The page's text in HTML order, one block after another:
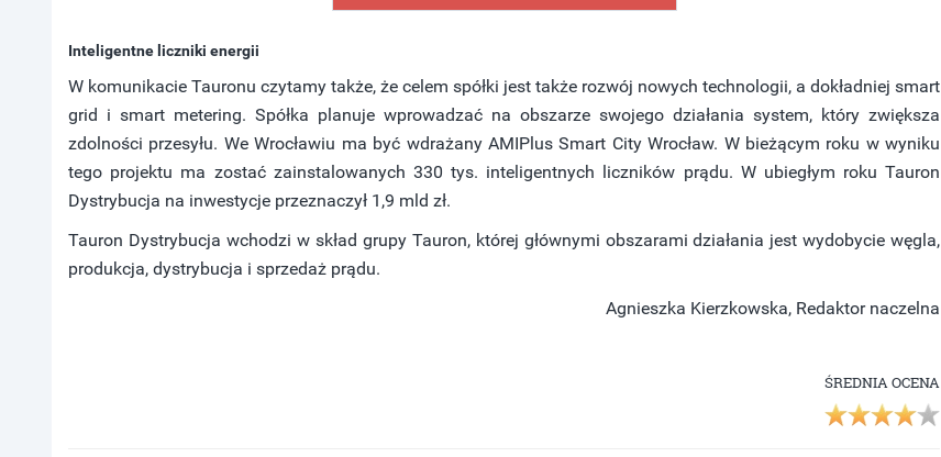
Inteligentne liczniki energii
W komunikacie Tauronu czytamy także, że celem spółki jest także rozwój nowych technologii, a dokładniej smart
grid i smart metering. Spółka planuje wprowadzać na obszarze swojego działania system, który zwiększa
zdolności przesyłu. We Wrocławiu ma być wdrażany AMIPlus Smart City Wrocław. W bieżącym roku w wyniku
tego projektu ma zostać zainstalowanych 330 tys. inteligentnych liczników prądu. W ubiegłym roku Tauron
Dystrybucja na inwestycje przeznaczył 1,9 mld zł.
Tauron Dystrybucja wchodzi w skład grupy Tauron, której głównymi obszarami działania jest wydobycie węgla,
produkcja, dystrybucja i sprzedaż prądu.
Agnieszka Kierzkowska, Redaktor naczelna
ŚREDNIA OCENA